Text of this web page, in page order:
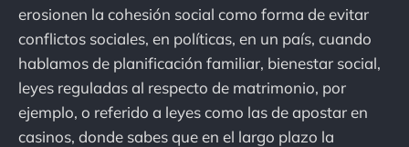
erosionen la cohesión social como forma de evitar
conflictos sociales, en políticas, en un país, cuando
hablamos de planificación familiar, bienestar social,
leyes reguladas al respecto de matrimonio, por
ejemplo, o referido a leyes como las de apostar en
casinos, donde sabes que en el largo plazo la